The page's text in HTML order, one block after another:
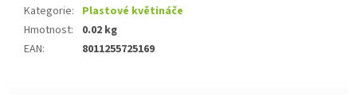
Kategorie: Plastové květináče
Hmotnost:
0.02 kg
EAN: 8011255725169